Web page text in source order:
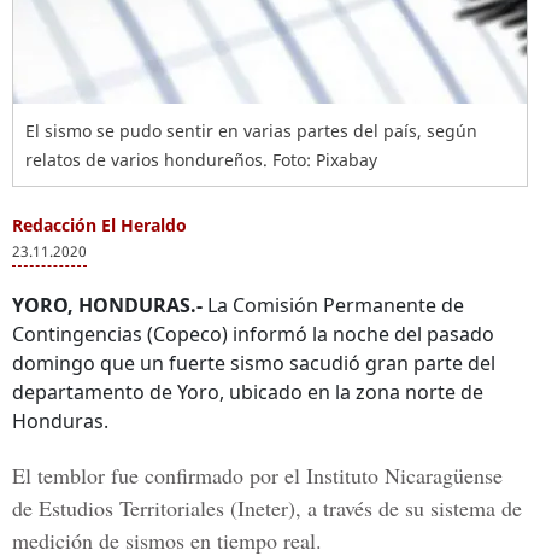
El sismo se pudo sentir en varias partes del país, según
relatos de varios hondureños. Foto: Pixabay
Redacción El Heraldo
23.11.2020
YORO, HONDURAS.- La Comisión Permanente de
Contingencias (Copeco) informó la noche del pasado
domingo que un fuerte sismo sacudió gran parte del
departamento de Yoro, ubicado en la zona norte de
Honduras.
El temblor fue confirmado por el Instituto Nicaragüense
de Estudios Territoriales (Ineter), a través de su sistema de
medición de sismos en tiempo real.